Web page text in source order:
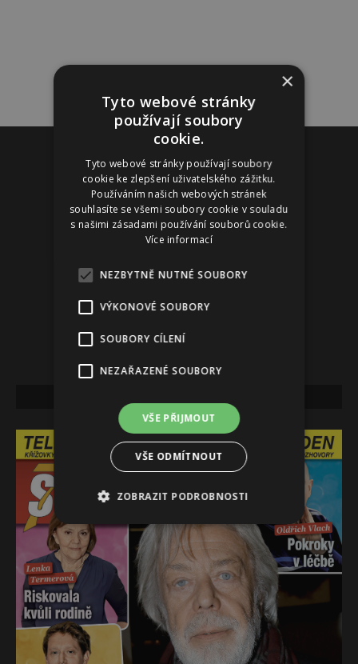
Reklama
×
Tyto webové stránky
používají soubory
cookie.
Tyto webové stránky používají soubory
cookie ke zlepšení uživatelského zážitku.
Používáním našich webových stránek
souhlasíte se všemi soubory cookie v souladu
s našimi zásadami používání souborů cookie.
Více informací
NEZBYTNĚ NUTNÉ SOUBORY
VÝKONOVÉ SOUBORY
SOUBORY CÍLENÍ
NEZAŘAZENÉ SOUBORY
VŠE PŘIJMOUT
VŠE ODMÍTNOUT
ZOBRAZIT PODROBNOSTI